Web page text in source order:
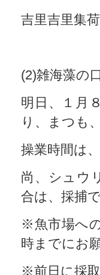
吉里吉里集
(2)雑海藻の
明日、１月
り、まつも
操業時間は
尚、シュウ
合は、採捕
※魚市場へ
時までにお
※前日に採